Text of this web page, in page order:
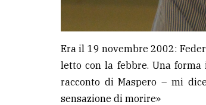
Era il 19 novembre 2002:
letto con la febbre. Una
racconto di Maspero – mi
sensazione di morire»